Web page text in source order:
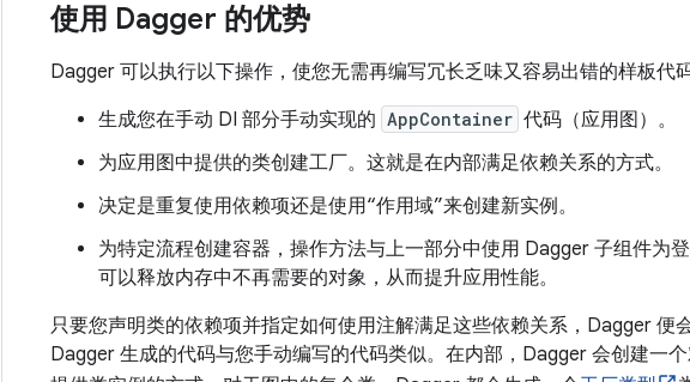
使用 Dagger 的优势
Dagger 可以执行以下操作，使您无需再编写冗长乏味又容易出错的样板代
生成您在手动 DI 部分手动实现的 AppContainer 代码（应用图）。
为应用图中提供的类创建工厂。这就是在内部满足依赖关系的方式。
决定是重复使用依赖项还是使用“作用域”来创建新实例。
为特定流程创建容器，操作方法与上一部分中使用 Dagger 子组件为
可以释放内存中不再需要的对象，从而提升应用性能。
只要您声明类的依赖项并指定如何使用注解满足这些依赖关系，Dagger 便
Dagger 生成的代码与您手动编写的代码类似。在内部，Dagger 会创建一